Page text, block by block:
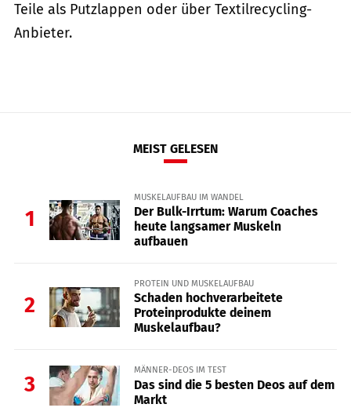
Teile als Putzlappen oder über Textilrecycling-
Anbieter.
MEIST GELESEN
1
MUSKELAUFBAU IM WANDEL
Der Bulk-Irrtum: Warum Coaches
heute langsamer Muskeln
aufbauen
2
PROTEIN UND MUSKELAUFBAU
Schaden hochverarbeitete
Proteinprodukte deinem
Muskelaufbau?
3
MÄNNER-DEOS IM TEST
Das sind die 5 besten Deos auf dem
Markt